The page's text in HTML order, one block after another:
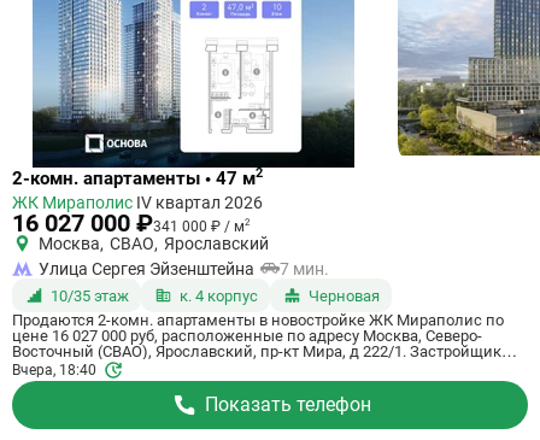
Ссылка
квартиру
2-комн. апартаменты • 47 м2
ЖК Мираполис IV квартал 2026
16 027 000 ₽341 000 ₽ / м2
Москва, СВАО, Ярославский
Улица Сергея Эйзенштейна
7 мин.
10/35 этаж к. 4 корпус
Черновая
Продаются 2-комн. апартаменты в новостройке ЖК Мираполис по
цене 16 027 000 руб, расположенные по адресу Москва, Северо-
Восточный (СВАО), Ярославский, пр-кт Мира, д 222/1. Застройщик
Основа, ГК. Апартаменты сдаются в 4 квартале 2026 года с черновой
отделкой, в 11 минутах на машине от метро Ботанический сад.
Общая площадь апартаментов - 47 кв. м. Этаж 10 из 35. ID
апартаментов на СтройкиРУ 757699, сообщите его когда будете
звонить.
Вчера, 18:40
Показать телефон